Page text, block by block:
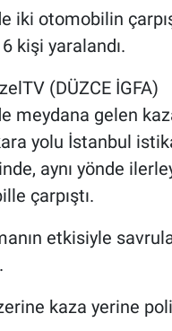
iki otomobilin
kişi yaralandı.
(DÜZCE İGFA)
meydana gelen
yolu İstanbul
aynı yönde
çarpıştı.
etkisiyle
kaza yerine